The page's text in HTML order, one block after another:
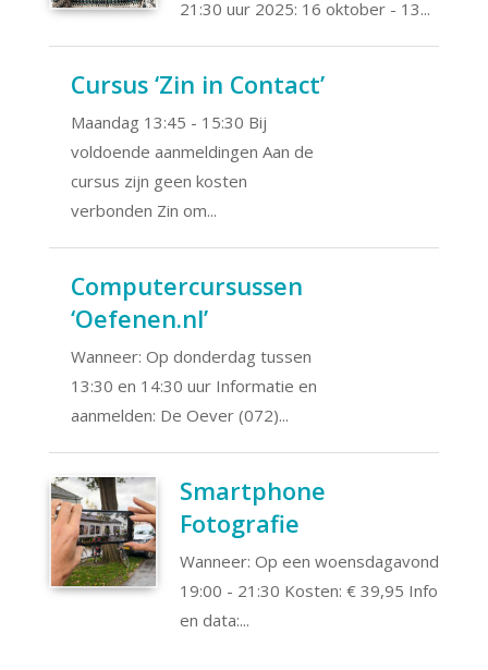
21:30 uur 2025: 16 oktober - 13...
Cursus ‘Zin in Contact’
Maandag 13:45 - 15:30 Bij
voldoende aanmeldingen Aan de
cursus zijn geen kosten
verbonden Zin om...
Computercursussen
‘Oefenen.nl’
Wanneer: Op donderdag tussen
13:30 en 14:30 uur Informatie en
aanmelden: De Oever (072)...
Smartphone
Fotografie
Wanneer: Op een woensdagavond
19:00 - 21:30 Kosten: € 39,95 Info
en data:...